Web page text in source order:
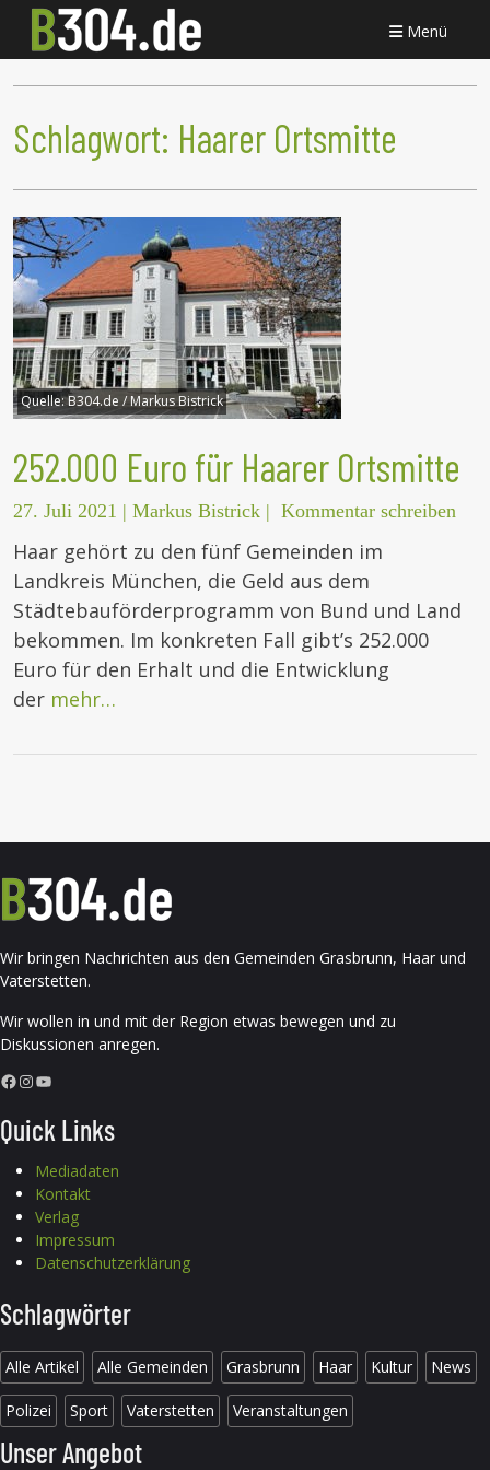
Menü
Schlagwort: Haarer Ortsmitte
Quelle:B304.de / Markus Bistrick
252.000 Euro für Haarer Ortsmitte
27. Juli 2021 | Markus Bistrick | Kommentar schreiben
Haar gehört zu den fünf Gemeinden im
Landkreis München, die Geld aus dem
Städtebauförderprogramm von Bund und Land
bekommen. Im konkreten Fall gibt’s 252.000
Euro für den Erhalt und die Entwicklung
der mehr…
Wir bringen Nachrichten aus den Gemeinden Grasbrunn, Haar und
Vaterstetten.
Wir wollen in und mit der Region etwas bewegen und zu
Diskussionen anregen.
Facebook InstagramYouTube
Quick Links
Mediadaten
Kontakt
Verlag
Impressum
Datenschutzerklärung
Schlagwörter
Alle Artikel Alle Gemeinden Grasbrunn Haar Kultur News
Polizei Sport Vaterstetten Veranstaltungen
Unser Angebot